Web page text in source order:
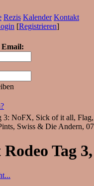
Rezis Kalender Kontakt
[Registrieren]
Email:
3: NoFX, Sick of it all,
Swiss & Die Andern,
Tag